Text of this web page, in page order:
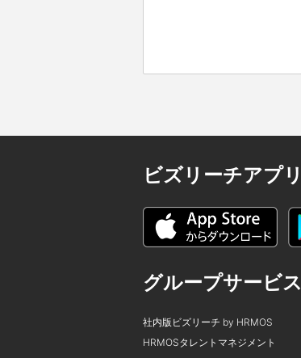
ビズリーチアプリ
グループサービス
社内版ビズリーチ by HRMOS
HRMOSタレントマネジメント